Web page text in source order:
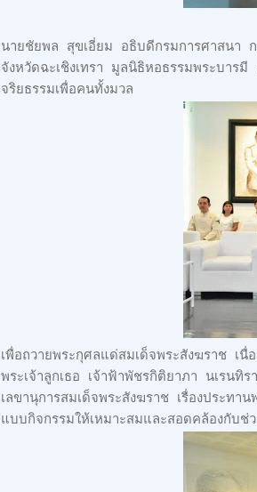
นายชัยพล สุขเอี่ยม อธิบดีกรมการศาสนา
จังหวัดฉะเชิงเทรา มูลนิธิหอธรรมพระบาร
จริยธรรมเพื่อคนทั้งมวล
เพื่อถวายพระกุศลแด่สมเด็จพระสังฆราช เ
พระเจ้าลูกเธอ เจ้าฟ้าพัชรกิติยาภา นเรน
เลขานุการสมเด็จพระสังฆราช เรื่องประทา
แบบกิจกรรมให้เหมาะสมและสอดคล้องกับช่